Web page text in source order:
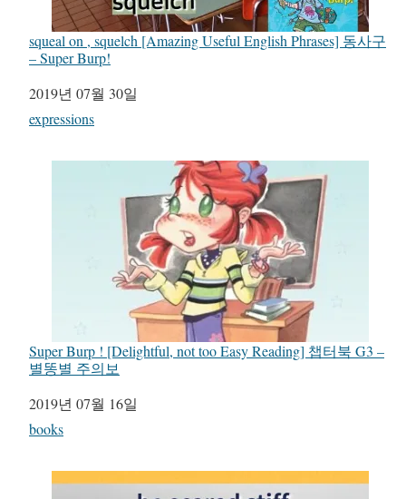
squeal on , squelch [Amazing Useful English Phrases] 동사구
– Super Burp!
일자
2019년 07월 30일
관련 항목
expressions
Super Burp ! [Delightful, not too Easy Reading] 챕터북 G3 –
별똥별 주의보
일자
2019년 07월 16일
관련 항목
books